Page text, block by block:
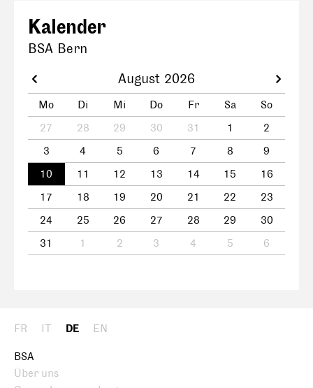
Kalender
BSA Bern
August 2026
Mo Di Mi Do Fr Sa
So
27
28 29 30 31 1
2
3
4 5 6 7 8
9
10
11 12 13 14 15
16
17
18 19 20 21 22
23
24
25 26 27 28 29
30
31
1 2 3 4 5 6
FR IT DE EN
BSA
Über uns